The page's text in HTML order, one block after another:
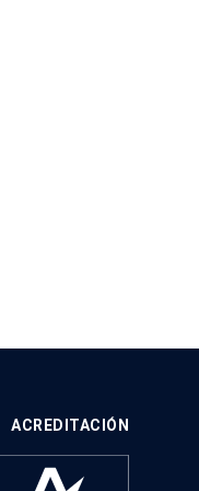
ACREDITACIÓN